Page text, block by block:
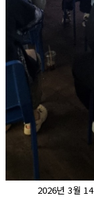
2026년 3월